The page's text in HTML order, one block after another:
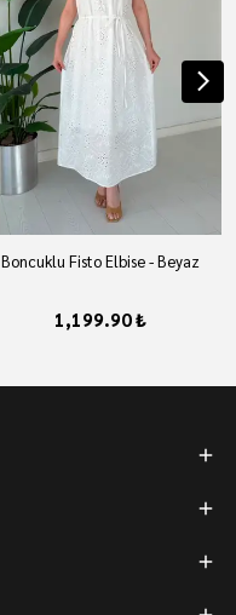
Boncuklu Fisto Elbise - Beyaz
1,199.90 ₺